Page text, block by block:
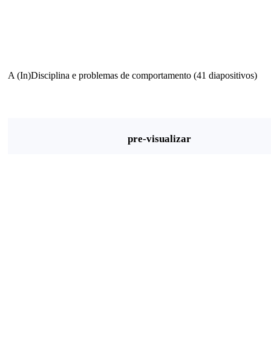
A (In)Disciplina e problemas de comportamento (41 diapositivos)
pre-visualizar